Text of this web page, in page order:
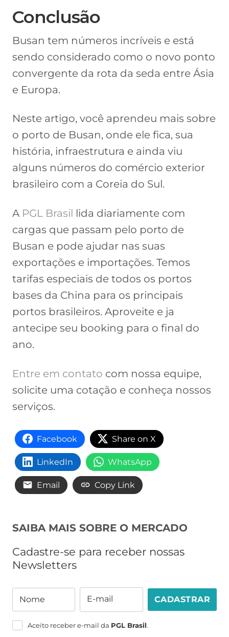
Conclusão
Busan tem números incríveis e está
sendo considerado como o novo ponto
convergente da rota da seda entre Ásia
e Europa.
Neste artigo, você aprendeu mais sobre
o porto de Busan, onde ele fica, sua
história, infraestrutura e ainda viu
alguns números do comércio exterior
brasileiro com a Coreia do Sul.
A PGL Brasil lida diariamente com
cargas que passam pelo porto de
Busan e pode ajudar nas suas
exportações e importações. Temos
tarifas especiais de todos os portos
bases da China para os principais
portos brasileiros. Aproveite e ja
antecipe seu booking para o final do
ano.
Entre em contato com nossa equipe,
solicite uma cotação e conheça nossos
serviços.
Facebook Share on X
LinkedIn WhatsApp
Email Copy Link
SAIBA MAIS SOBRE O MERCADO
Cadastre-se para receber nossas
Newsletters
Nome
Nome E-mail CADASTRAR
Aceito receber e-mail da PGL Brasil.